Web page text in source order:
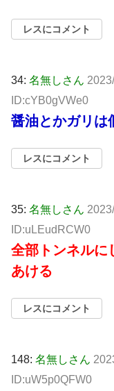
レスにコメント
34: 名無しさん
ID:cYB0gVWe0
醤油とかガリは
レスにコメント
35: 名無しさん
ID:uLEudRCW0
全部トンネルに
あける
レスにコメント
148: 名無しさん
ID:uW5p0QFW0